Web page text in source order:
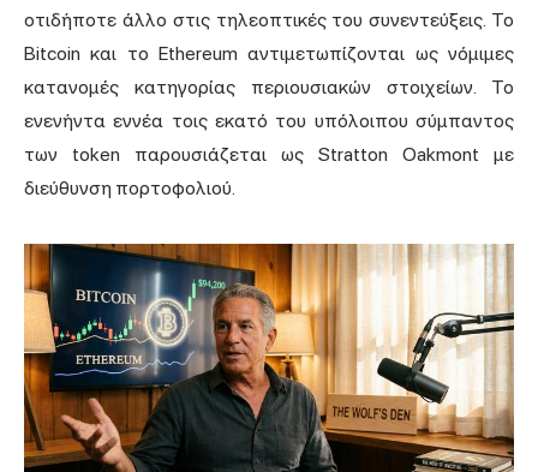
οτιδήποτε άλλο στις τηλεοπτικές του συνεντεύξεις. Το
Bitcoin και το Ethereum αντιμετωπίζονται ως νόμιμες
κατανομές κατηγορίας περιουσιακών στοιχείων. Το
ενενήντα εννέα τοις εκατό του υπόλοιπου σύμπαντος
των token παρουσιάζεται ως Stratton Oakmont με
διεύθυνση πορτοφολιού.